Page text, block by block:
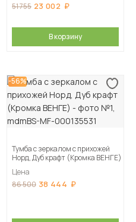
51 755 23 002
В корзину
-56%
Тумба с зеркалом с прихожей
Норд, Дуб крафт (Кромка ВЕНГЕ)
Цена
86 500 38 444